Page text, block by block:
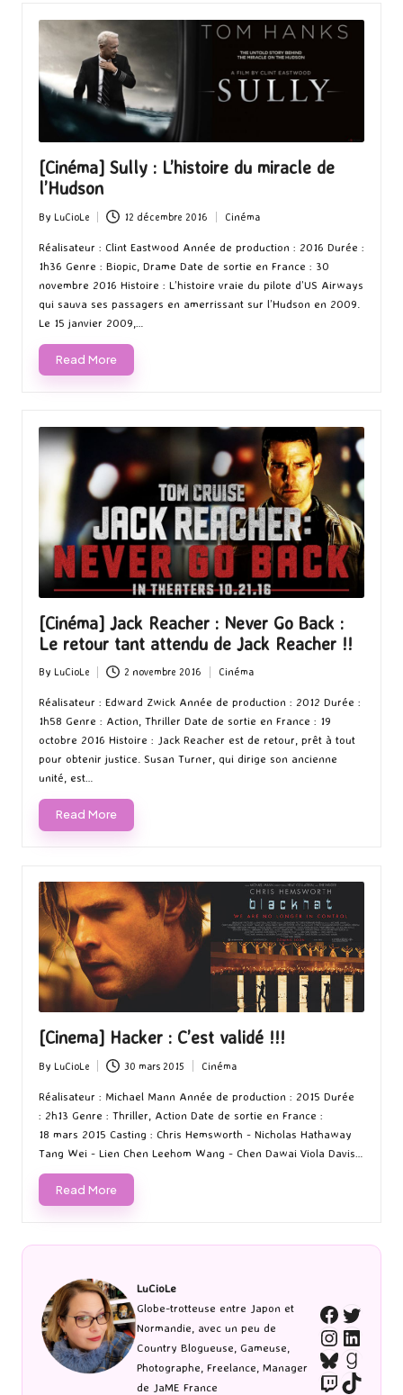
[Cinéma] Sully : L’histoire du miracle de
l’Hudson
Posted
by
By LuCioLe 12 décembre 2016
Posted
in
Cinéma
Réalisateur : Clint Eastwood Année de production : 2016 Durée :
1h36 Genre : Biopic, Drame Date de sortie en France : 30
novembre 2016 Histoire : L’histoire vraie du pilote d’US Airways
qui sauva ses passagers en amerrissant sur l’Hudson en 2009.
Le 15 janvier 2009,…
Read More
[Cinéma] Jack Reacher : Never Go Back :
Le retour tant attendu de Jack Reacher !!
Posted
by
By LuCioLe 2 novembre 2016
in
Cinéma
Réalisateur : Edward Zwick Année de production : 2012 Durée :
1h58 Genre : Action, Thriller Date de sortie en France : 19
octobre 2016 Histoire : Jack Reacher est de retour, prêt à tout
pour obtenir justice. Susan Turner, qui dirige son ancienne
unité, est…
Read More
[Cinema] Hacker : C’est validé !!!
Posted
by
By LuCioLe 30 mars 2015
Posted
in
Cinéma
Réalisateur : Michael Mann Année de production : 2015 Durée
: 2h13 Genre : Thriller, Action Date de sortie en France :
18 mars 2015 Casting : Chris Hemsworth - Nicholas Hathaway
Tang Wei - Lien Chen Leehom Wang - Chen Dawai Viola Davis…
Read More
LuCioLe
Globe-trotteuse entre Japon et
Normandie, avec un peu de
Country Blogueuse, Gameuse,
Photographe, Freelance, Manager
de JaME France
Bluesky
TwitchTikTok